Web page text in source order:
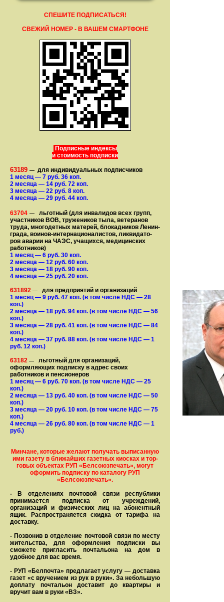
СПЕШИТЕ ПОДПИСАТЬСЯ!
СВЕЖИЙ НОМЕР - В ВАШЕМ СМАРТФОНЕ
Подписные индексы
и стоимость подписки
63189 — для индивидуальных подписчиков
1 месяц— 7 руб. 36 коп.
2 месяца — 14 руб. 72 коп.
3 месяца — 22 руб. 8 коп.
4 месяца — 29 руб. 44 коп.
63704 —
льготный (для ин­ва­лидов всех групп,
участ­ников ВОВ, труже­ни­ков тыла, ветеранов
труда, мно­го­­детных матерей, бло­­кад­ни­ков Ле­нин­
града, воинов-интернаци­о­на­­ли­стов, лик­ви­да­то­
ров аварии на ЧАЭС, уча­щихся, медицинских
работников)
1 месяц— 6 руб. 30 коп.
2 месяца — 12 руб. 60 коп.
3 месяца — 18 руб. 90 коп.
4 месяца — 25 руб. 20 коп.
631892 —
для предприятий и организаций
1 месяц— 9 руб. 47 коп. (в том числе НДС — 28
коп.)
2 месяца — 18 руб. 94 коп. (в том числе НДС — 56
коп.)
3 месяца — 28 руб. 41 коп. (в том числе НДС — 84
коп.)
4 месяца — 37 руб. 88 коп. (в том числе НДС — 1
руб. 12 коп.)
63182 —
льготный для организаций,
оформляющих подписку в адрес своих
работников и пенсионеров
1 месяц— 6 руб. 70 коп. (в том числе НДС — 25
коп.)
2 месяца — 13 руб. 40 коп. (в том числе НДС — 50
коп.)
3 месяца — 20 руб. 10 коп. (в том числе НДС — 75
коп.)
4 месяца — 26 руб. 80 коп. (в том числе НДС — 1
руб.)
Минчане, которые желают получать вы­писанную
ими газету в бли­жай­ших газет­ных киосках и тор­
го­вых объе­ктах РУП «Белсоюзпечать», могут
оформить под­пис­ку по ка­та­ло­гу РУП
«Белсоюзпечать».
- В отделениях почтовой связи рес­пуб­лики
принимается подписка от учреждений,
организаций и фи­зи­ческих лиц на абонентный
ящик. Распространяется скидка от тарифа на
доставку.
- Позвонив в отделение почтовой связи по месту
жительства, для оформления подписки вы
сможете пригласить почтальона на дом в
удобное для вас время.
- РУП «Белпочта» предлагает услугу — доставка
газет «с вручением из рук в руки». За небольшую
доплату почтальон доставит до квартиры и
вручит вам в руки «ВЗ».